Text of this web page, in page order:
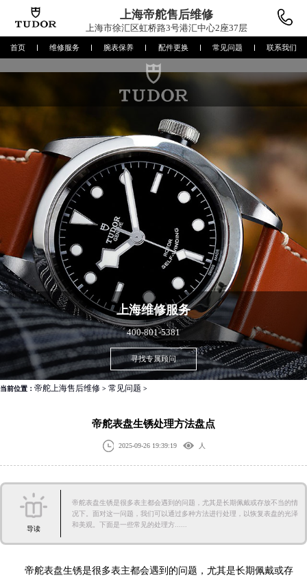
上海帝舵售后维修
上海市徐汇区虹桥路3号港汇中心2座37层
首页 维修服务 腕表保养 配件更换 常见问题 联系我们
上海维修服务
400-801-5381
寻找专属顾问
当前位置： 帝舵上海售后维修 > 常见问题 >
帝舵表盘生锈处理方法盘点
2025-09-26 19:39:19 人
导读
帝舵表盘生锈是很多表主都会遇到的问题，尤其是长期佩戴或存放不当的情
况下。面对这一问题，我们可以通过多种方法进行处理，以恢复表盘的光泽
和美观。下面是一些常见的处理方......
帝舵表盘生锈是很多表主都会遇到的问题，尤其是长期佩戴或存